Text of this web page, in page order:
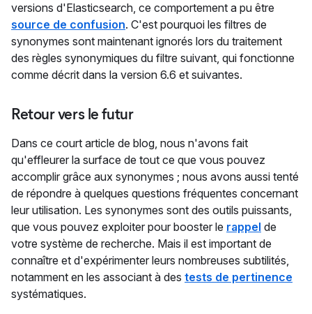
versions d'Elasticsearch, ce comportement a pu être
source de confusion. C'est pourquoi les filtres de
synonymes sont maintenant ignorés lors du traitement
des règles synonymiques du filtre suivant, qui fonctionne
comme décrit dans la version 6.6 et suivantes.
Retour vers le futur
Dans ce court article de blog, nous n'avons fait
qu'effleurer la surface de tout ce que vous pouvez
accomplir grâce aux synonymes ; nous avons aussi tenté
de répondre à quelques questions fréquentes concernant
leur utilisation. Les synonymes sont des outils puissants,
que vous pouvez exploiter pour booster le rappel de
votre système de recherche. Mais il est important de
connaître et d'expérimenter leurs nombreuses subtilités,
notamment en les associant à des tests de pertinence
systématiques.